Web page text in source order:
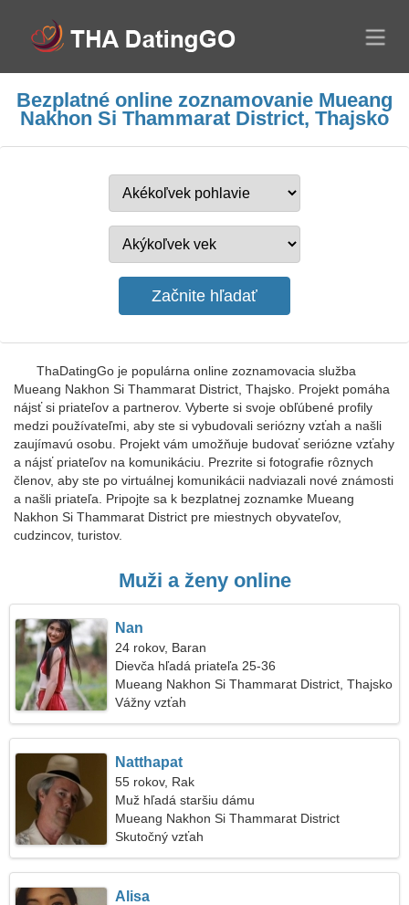
Bezplatné online zoznamovanie Mueang
Nakhon Si Thammarat District, Thajsko
ThaDatingGo je populárna online zoznamovacia služba
Mueang Nakhon Si Thammarat District, Thajsko. Projekt pomáha
nájsť si priateľov a partnerov. Vyberte si svoje obľúbené profily
medzi používateľmi, aby ste si vybudovali seriózny vzťah a našli
zaujímavú osobu. Projekt vám umožňuje budovať seriózne vzťahy
a nájsť priateľov na komunikáciu. Prezrite si fotografie rôznych
členov, aby ste po virtuálnej komunikácii nadviazali nové známosti
a našli priateľa. Pripojte sa k bezplatnej zoznamke Mueang
Nakhon Si Thammarat District pre miestnych obyvateľov,
cudzincov, turistov.
Muži a ženy online
Nan
24 rokov, Baran
Dievča hľadá priateľa 25-36
Mueang Nakhon Si Thammarat District, Thajsko
Vážny vzťah
Natthapat
55 rokov, Rak
Muž hľadá staršiu dámu
Mueang Nakhon Si Thammarat District
Skutočný vzťah
Alisa